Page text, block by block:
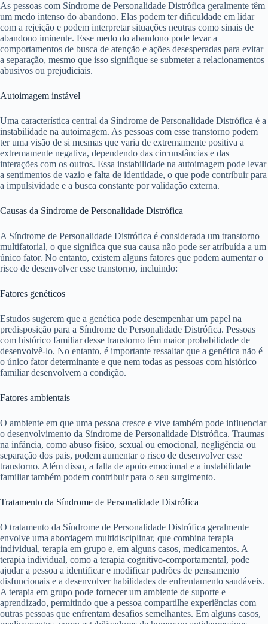
As pessoas com Síndrome de Personalidade Distrófica geralmente têm
um medo intenso do abandono. Elas podem ter dificuldade em lidar
com a rejeição e podem interpretar situações neutras como sinais de
abandono iminente. Esse medo do abandono pode levar a
comportamentos de busca de atenção e ações desesperadas para evitar
a separação, mesmo que isso signifique se submeter a relacionamentos
abusivos ou prejudiciais.
Autoimagem instável
Uma característica central da Síndrome de Personalidade Distrófica é a
instabilidade na autoimagem. As pessoas com esse transtorno podem
ter uma visão de si mesmas que varia de extremamente positiva a
extremamente negativa, dependendo das circunstâncias e das
interações com os outros. Essa instabilidade na autoimagem pode levar
a sentimentos de vazio e falta de identidade, o que pode contribuir para
a impulsividade e a busca constante por validação externa.
Causas da Síndrome de Personalidade Distrófica
A Síndrome de Personalidade Distrófica é considerada um transtorno
multifatorial, o que significa que sua causa não pode ser atribuída a um
único fator. No entanto, existem alguns fatores que podem aumentar o
risco de desenvolver esse transtorno, incluindo:
Fatores genéticos
Estudos sugerem que a genética pode desempenhar um papel na
predisposição para a Síndrome de Personalidade Distrófica. Pessoas
com histórico familiar desse transtorno têm maior probabilidade de
desenvolvê-lo. No entanto, é importante ressaltar que a genética não é
o único fator determinante e que nem todas as pessoas com histórico
familiar desenvolvem a condição.
Fatores ambientais
O ambiente em que uma pessoa cresce e vive também pode influenciar
o desenvolvimento da Síndrome de Personalidade Distrófica. Traumas
na infância, como abuso físico, sexual ou emocional, negligência ou
separação dos pais, podem aumentar o risco de desenvolver esse
transtorno. Além disso, a falta de apoio emocional e a instabilidade
familiar também podem contribuir para o seu surgimento.
Tratamento da Síndrome de Personalidade Distrófica
O tratamento da Síndrome de Personalidade Distrófica geralmente
envolve uma abordagem multidisciplinar, que combina terapia
individual, terapia em grupo e, em alguns casos, medicamentos. A
terapia individual, como a terapia cognitivo-comportamental, pode
ajudar a pessoa a identificar e modificar padrões de pensamento
disfuncionais e a desenvolver habilidades de enfrentamento saudáveis.
A terapia em grupo pode fornecer um ambiente de suporte e
aprendizado, permitindo que a pessoa compartilhe experiências com
outras pessoas que enfrentam desafios semelhantes. Em alguns casos,